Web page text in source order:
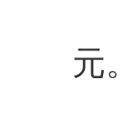
元。